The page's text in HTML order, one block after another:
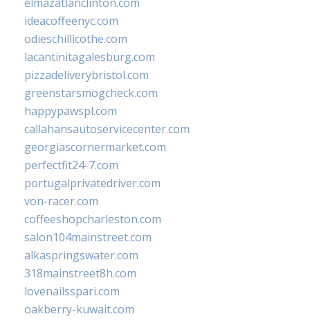
ideacoffeenyc.com
odieschillicothe.com
lacantinitagalesburg.com
pizzadeliverybristol.com
greenstarsmogcheck.com
happypawspl.com
callahansautoservicecenter.com
georgiascornermarket.com
perfectfit24-7.com
portugalprivatedriver.com
von-racer.com
coffeeshopcharleston.com
salon104mainstreet.com
alkaspringswater.com
318mainstreet8h.com
lovenailsspari.com
oakberry-kuwait.com